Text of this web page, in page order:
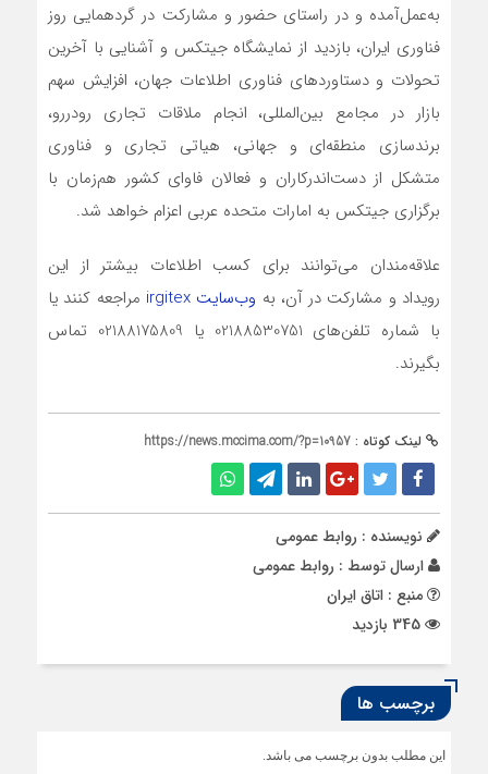
به‌عمل‌آمده و در راستای حضور و مشارکت در گردهمایی روز
فناوری ایران، بازدید از نمایشگاه جیتکس و آشنایی با آخرین
تحولات و دستاوردهای فناوری اطلاعات جهان، افزایش سهم
بازار در مجامع بین‌المللی، انجام ملاقات تجاری رودررو،
برندسازی منطقه‌ای و جهانی، هیاتی تجاری و فناوری
متشکل از دست‌اندرکاران و فعالان فاوای کشور هم‌زمان با
برگزاری جیتکس به امارات متحده عربی اعزام خواهد شد.
علاقه‌مندان می‌توانند برای کسب اطلاعات بیشتر از این
رویداد و مشارکت در آن، به وب‌سایت irgitex
مراجعه کنند یا
با شماره تلفن‌های 02188530751 یا 02188175809 تماس
بگیرند.
لینک کوتاه : https://news.mccima.com/?p=10957
نویسنده : روابط عمومی
ارسال توسط : روابط عمومی
منبع : اتاق ایران
برچسب ها
این مطلب بدون برچسب می باشد.